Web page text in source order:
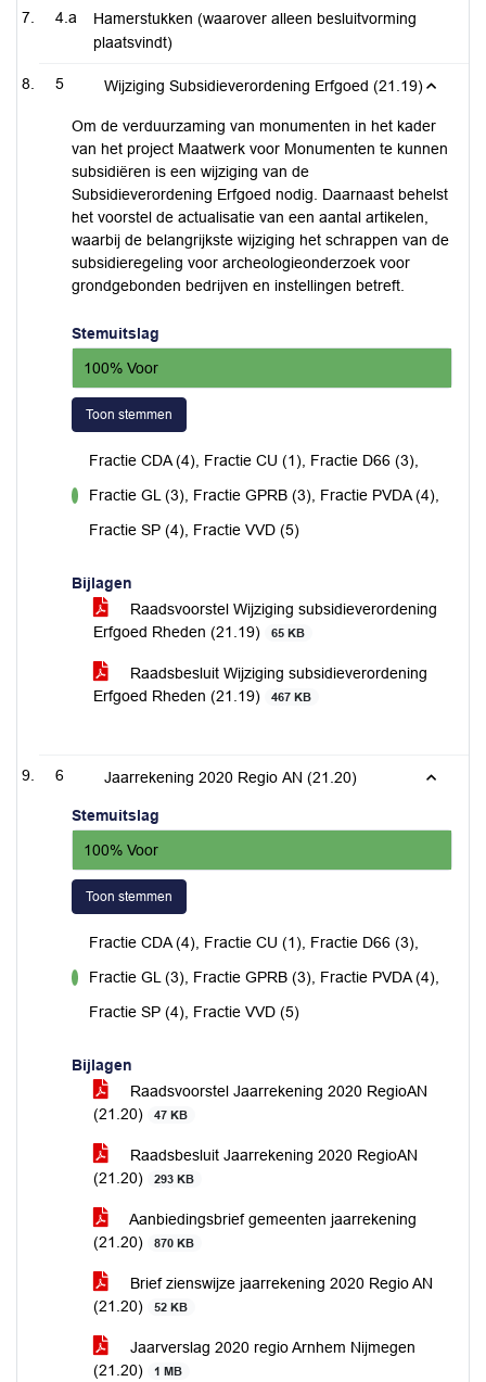
4.a
Hamerstukken (waarover alleen besluitvorming
plaatsvindt)
5 Wijziging Subsidieverordening Erfgoed (21.19)
Om de verduurzaming van monumenten in het kader
van het project Maatwerk voor Monumenten te kunnen
subsidiëren is een wijziging van de
Subsidieverordening Erfgoed nodig. Daarnaast behelst
het voorstel de actualisatie van een aantal artikelen,
waarbij de belangrijkste wijziging het schrappen van de
subsidieregeling voor archeologieonderzoek voor
grondgebonden bedrijven en instellingen betreft.
Stemuitslag
100% Voor
Toon stemmen
Fractie CDA (4), Fractie CU (1), Fractie D66 (3),
Fractie GL (3), Fractie GPRB (3), Fractie PVDA (4),
Fractie SP (4), Fractie VVD (5)
Bijlagen
Raadsvoorstel Wijziging subsidieverordening
Erfgoed Rheden (21.19)
65 KB
Raadsbesluit Wijziging subsidieverordening
Erfgoed Rheden (21.19)
467 KB
6 Jaarrekening 2020 Regio AN (21.20)
Stemuitslag
100% Voor
Toon stemmen
Fractie CDA (4), Fractie CU (1), Fractie D66 (3),
Fractie GL (3), Fractie GPRB (3), Fractie PVDA (4),
Fractie SP (4), Fractie VVD (5)
Bijlagen
Raadsvoorstel Jaarrekening 2020 RegioAN
(21.20)
47 KB
Raadsbesluit Jaarrekening 2020 RegioAN
(21.20)
293 KB
Aanbiedingsbrief gemeenten jaarrekening
(21.20)
870 KB
Brief zienswijze jaarrekening 2020 Regio AN
(21.20)
52 KB
Jaarverslag 2020 regio Arnhem Nijmegen
(21.20)
1 MB